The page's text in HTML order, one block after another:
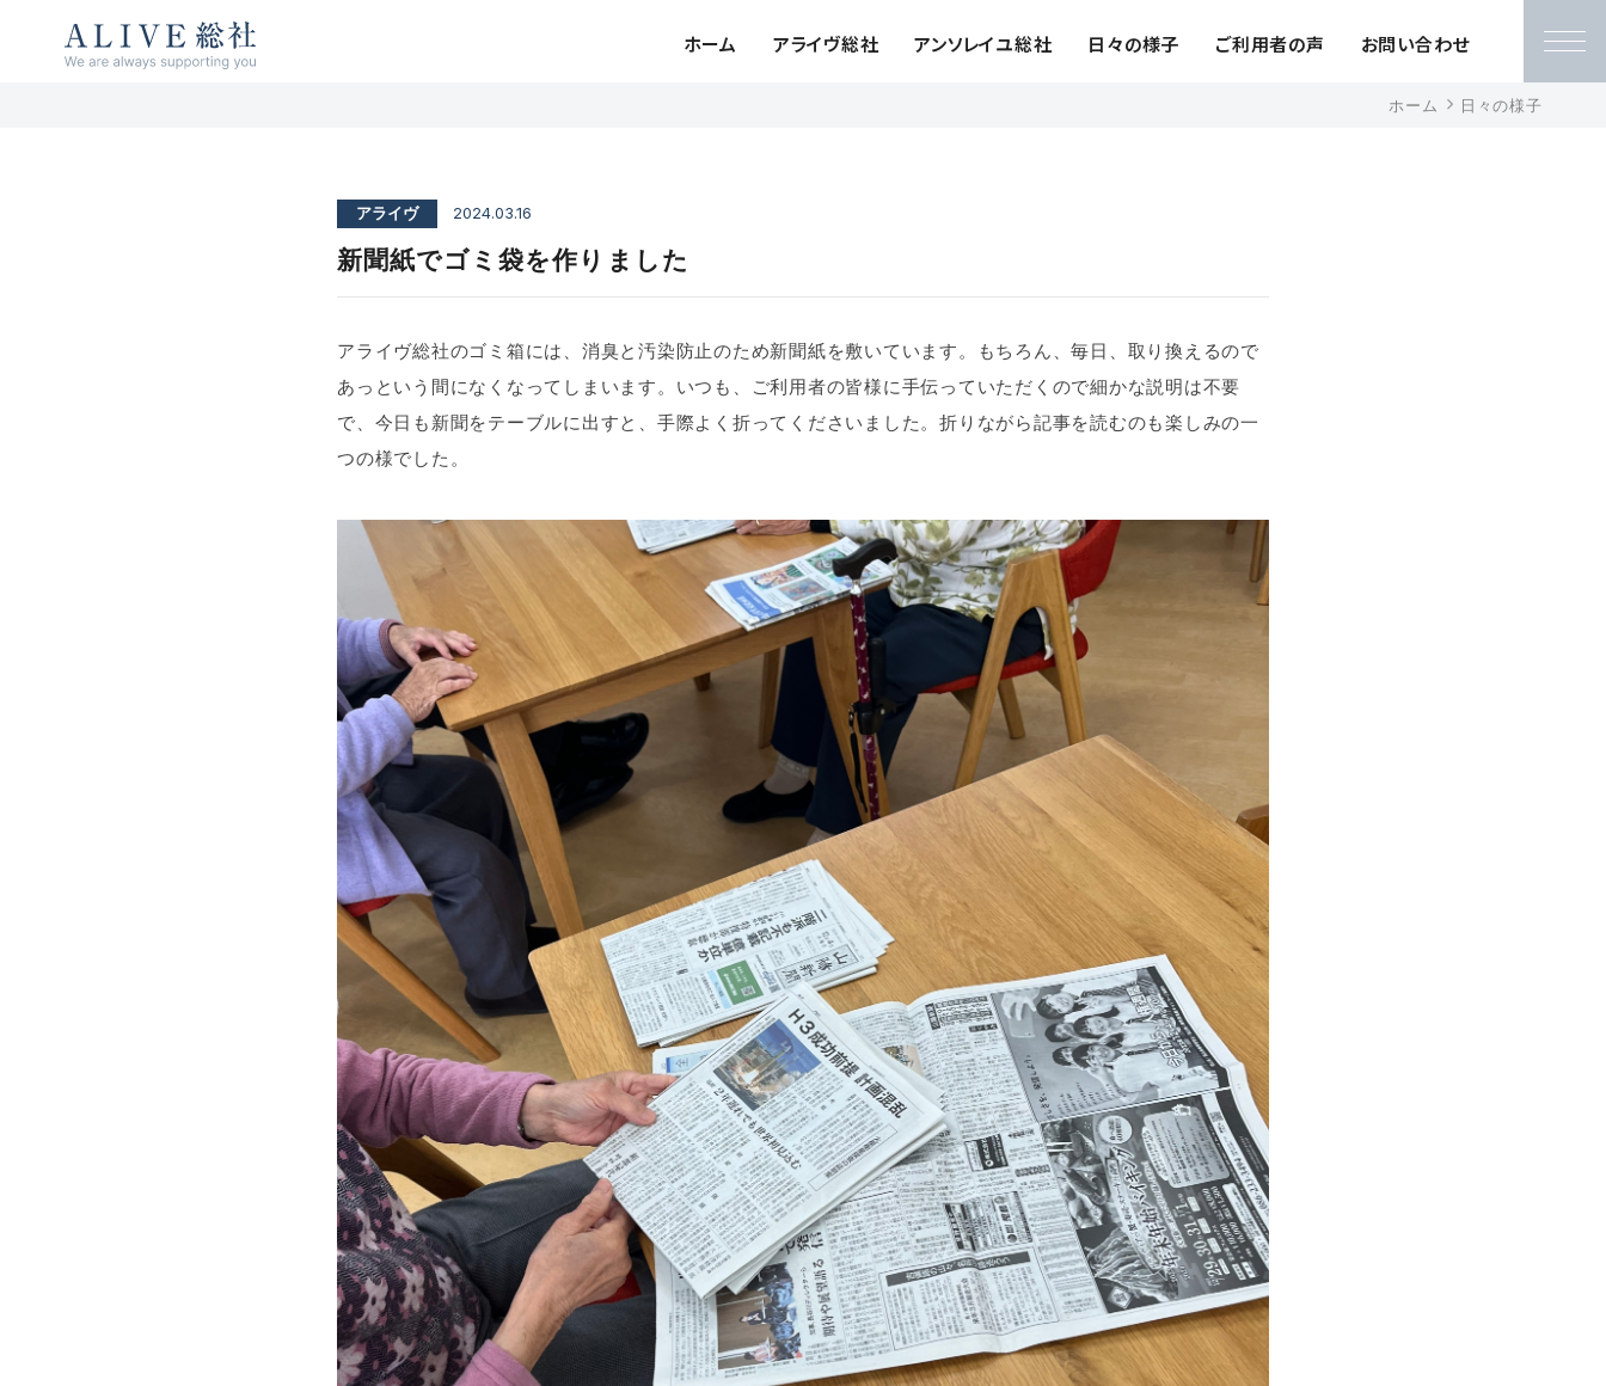
ホーム アライヴ総社 アンソレイユ総社 日々の様子 ご利用者の声 お問い合わせ
ホーム 日々の様子
アライヴ 2024.03.16
新聞紙でゴミ袋を作りました
アライヴ総社のゴミ箱には、消臭と汚染防止のため新聞紙を敷いています。もちろん、毎日、取り換えるので
あっという間になくなってしまいます。いつも、ご利用者の皆様に手伝っていただくので細かな説明は不要
で、今日も新聞をテーブルに出すと、手際よく折ってくださいました。折りながら記事を読むのも楽しみの一
つの様でした。